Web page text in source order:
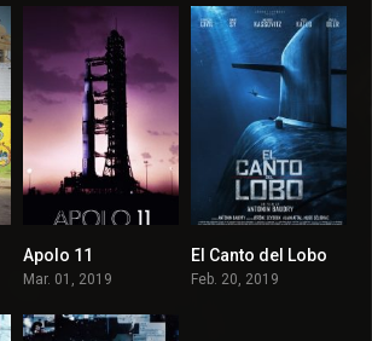
Apolo 11
Mar. 01, 2019
6.9
El Canto del Lobo
Feb. 20, 2019